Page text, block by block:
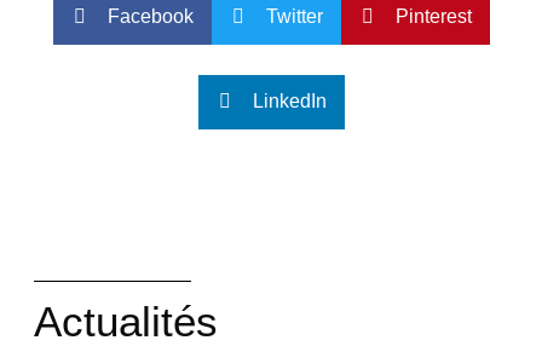
Facebook Twitter Pinterest
LinkedIn
Actualités